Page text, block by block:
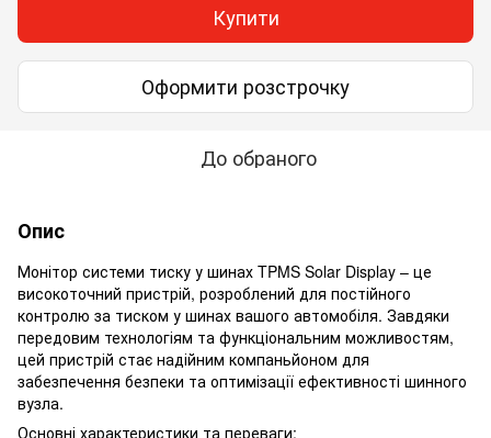
Купити
Оформити розстрочку
До обраного
Опис
Монітор системи тиску у шинах TPMS Solar Display – це
високоточний пристрій, розроблений для постійного
контролю за тиском у шинах вашого автомобіля. Завдяки
передовим технологіям та функціональним можливостям,
цей пристрій стає надійним компаньйоном для
забезпечення безпеки та оптимізації ефективності шинного
вузла.
Основні характеристики та переваги: